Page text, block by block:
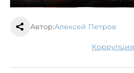
Автор:Алексей Петров
коррупция